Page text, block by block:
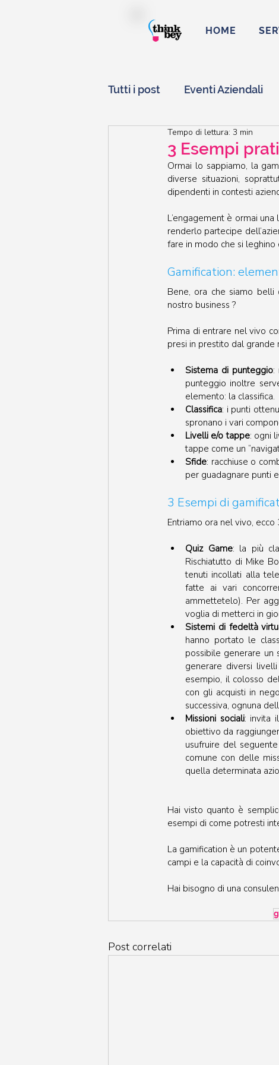
HOME
Tutti i post Eventi Aziendali
Edutainment Gamification
3 Esempi
Tempo di lettura: 3 min
Ormai lo sappiamo, la
diverse situazioni,
dipendenti in contesti
L’engagement è ormai
renderlo partecipe
fare in modo che si
Gamification:
Bene, ora che siamo belli
nostro business ?
Prima di entrare nel vivo
presi in prestito dal grande
Sistema di punteggio:
punteggio inoltre
elemento: la classifica.
Classifica: i punti
spronano i vari
Livelli e/o tappe: ogni
tappe come un
Sfide: racchiuse o
per guadagnare punti
3 Esempi di
Entriamo ora nel vivo,
Quiz Game: la più
Rischiatutto di Mike
tenuti incollati alla
fatte ai vari
ammettetelo). Per
voglia di metterci in
Sistemi di fedeltà
hanno portato le
possibile generare un
generare diversi
esempio, il colosso
con gli acquisti in
successiva, ognuna
Missioni sociali: invita
obiettivo da
usufruire del
comune con delle
quella determinata
Hai visto quanto è
esempi di come potresti
La gamification è un
campi e la capacità di
Hai bisogno di una
Post correlati